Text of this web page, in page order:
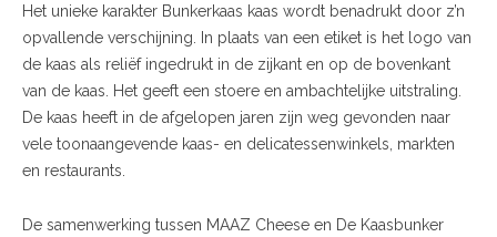
Het unieke karakter Bunkerkaas kaas wordt benadrukt door z’n
opvallende verschijning. In plaats van een etiket is het logo van
de kaas als reliëf ingedrukt in de zijkant en op de bovenkant
van de kaas. Het geeft een stoere en ambachtelijke uitstraling.
De kaas heeft in de afgelopen jaren zijn weg gevonden naar
vele toonaangevende kaas- en delicatessenwinkels, markten
en restaurants.
De samenwerking tussen MAAZ Cheese en De Kaasbunker